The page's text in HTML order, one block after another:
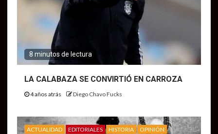
8 minutos de lectura
LA CALABAZA SE CONVIRTIÓ EN CARROZA
4 años atrás Diego Chavo Fucks
ACTUALIDAD EDITORIALES HISTORIA
OPINIÓN